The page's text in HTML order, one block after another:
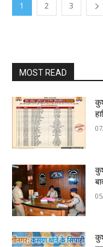
1 2 3
MOST READ